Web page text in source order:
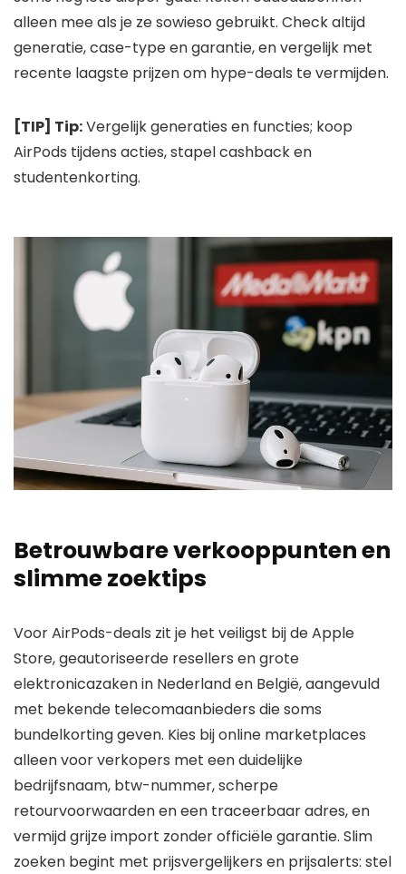
alleen mee als je ze sowieso gebruikt. Check altijd
generatie, case-type en garantie, en vergelijk met
recente laagste prijzen om hype-deals te vermijden.
[TIP] Tip:Vergelijk generaties en functies; koop
AirPods tijdens acties, stapel cashback en
studentenkorting.
Betrouwbare verkooppunten en
slimme zoektips
Voor AirPods-deals zit je het veiligst bij de Apple
Store, geautoriseerde resellers en grote
elektronicazaken in Nederland en België, aangevuld
met bekende telecomaanbieders die soms
bundelkorting geven. Kies bij online marketplaces
alleen voor verkopers met een duidelijke
bedrijfsnaam, btw-nummer, scherpe
retourvoorwaarden en een traceerbaar adres, en
vermijd grijze import zonder officiële garantie. Slim
zoeken begint met prijsvergelijkers en prijsalerts: stel